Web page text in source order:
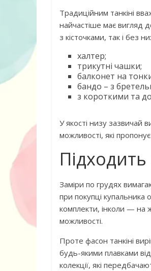
Традиційним танкіні
найчастіше має вигляд
з кісточками, так і без
халтер;
трикутні чашки;
балконет на
бандо – з
з короткими та
У якості низу зазвичай
можливості, які
Заміри по грудях
при покупці купальника
комплекти, інколи — на
можливості.
Проте фасон танкіні
будь-якими плавками
колекції, які